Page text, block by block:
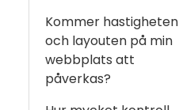
Kommer hastigheten
och layouten på min
webbplats att
påverkas?